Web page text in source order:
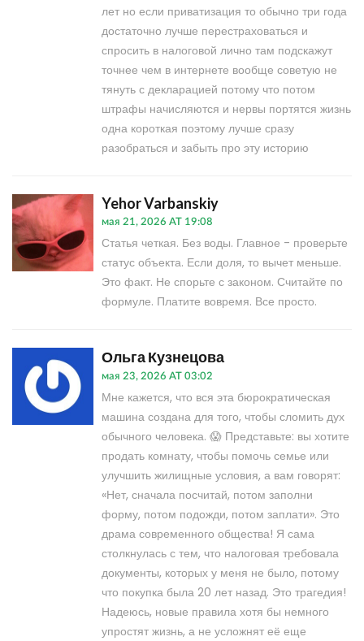
лет но если приватизация то обычно три года
достаточно лучше перестраховаться и
спросить в налоговой лично там подскажут
точнее чем в интернете вообще советую не
тянуть с декларацией потому что потом
штрафы начисляются и нервы портятся жизнь
одна короткая поэтому лучше сразу
разобраться и забыть про эту историю
Yehor Varbanskiy
мая 21, 2026 AT 19:08
Статья четкая. Без воды. Главное - проверьте
статус объекта. Если доля, то вычет меньше.
Это факт. Не спорьте с законом. Считайте по
формуле. Платите вовремя. Все просто.
Ольга Кузнецова
мая 23, 2026 AT 03:02
Мне кажется, что вся эта бюрократическая
машина создана для того, чтобы сломить дух
обычного человека. 😱 Представьте: вы хотите
продать комнату, чтобы помочь семье или
улучшить жилищные условия, а вам говорят:
«Нет, сначала посчитай, потом заполни
форму, потом подожди, потом заплати». Это
драма современного общества! Я сама
столкнулась с тем, что налоговая требовала
документы, которых у меня не было, потому
что покупка была 20 лет назад. Это трагедия!
Надеюсь, новые правила хотя бы немного
упростят жизнь, а не усложнят её еще